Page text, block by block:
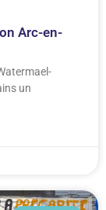
Arc-en-
un